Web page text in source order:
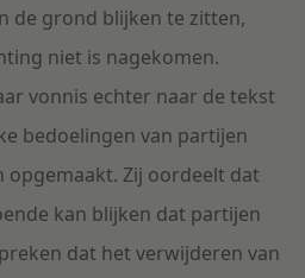
de grond blijken te zitten,
niet is nagekomen.
vonnis echter naar de tekst
bedoelingen van partijen
Zij oordeelt dat
kan blijken dat partijen
dat het verwijderen van